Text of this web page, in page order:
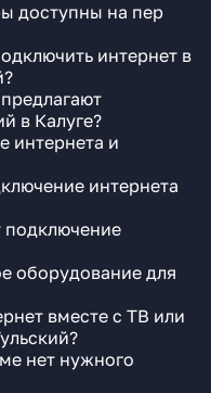
доступны на пер
интернет в
в Калуге?
интернета и
интернета
подключение
оборудование для
вместе с ТВ или
нет нужного